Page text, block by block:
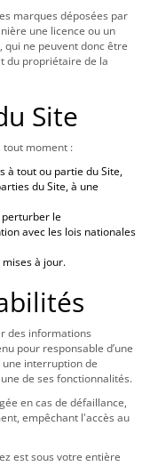
marques déposées par
une licence ou un
ne peuvent donc être
du propriétaire de la
Site
tout moment :
à tout ou partie du Site,
du Site, à une
le
avec les lois nationales
à jour.
des informations
pour responsable d’une
interruption de
de ses fonctionnalités.
en cas de défaillance,
empêchant l'accès au
est sous votre entière